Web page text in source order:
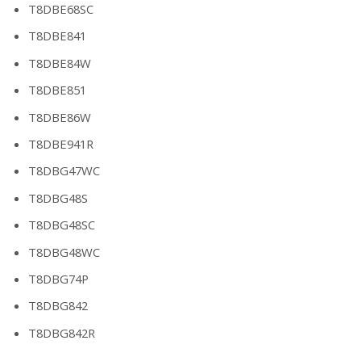
T8DBE68SC
T8DBE841
T8DBE84W
T8DBE851
T8DBE86W
T8DBE941R
T8DBG47WC
T8DBG48S
T8DBG48SC
T8DBG48WC
T8DBG74P
T8DBG842
T8DBG842R